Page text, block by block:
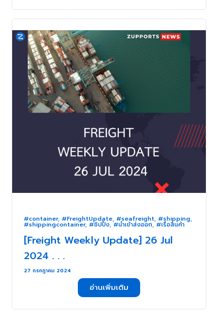
#container, #FreightUpdate, #seafreight, #shipping,
#shippingcontainer, #ชิปปิ้ง,#นำเข้าส่งออก,#เรือสินค้า
[Freight Weekly Update] 26 Jul
2024 . . .
27 กรกฎาคม 2024
อ่านเพิ่มเติม